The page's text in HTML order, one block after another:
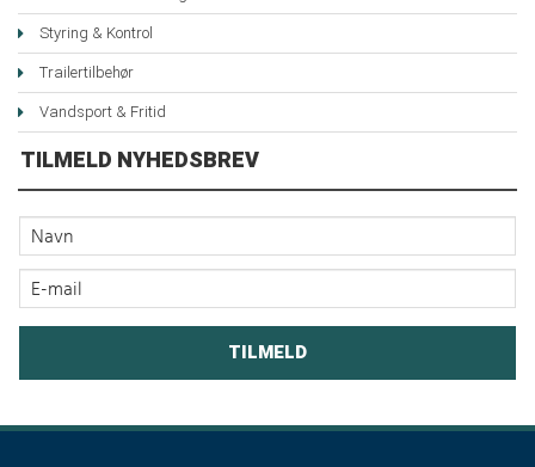
Styring & Kontrol
Trailertilbehør
Vandsport & Fritid
TILMELD NYHEDSBREV